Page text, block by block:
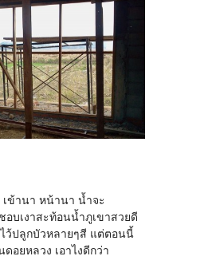
ข้านา หน้านา น้ำจะ
บเงาสะท้อนน้ำภูเขาสวยดี
ว้ปลูกบัวหลายๆสี แต่ตอนนี้
อยหลวง เอาไงดีกว่า